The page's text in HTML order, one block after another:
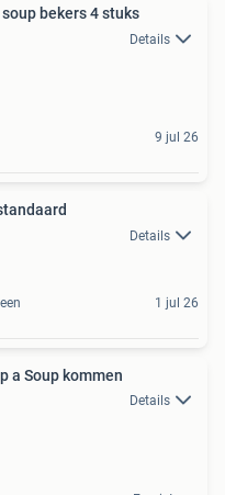
soup bekers 4 stuks
Details
9 jul 26
Details
1 jul 26
a Soup kommen
Details